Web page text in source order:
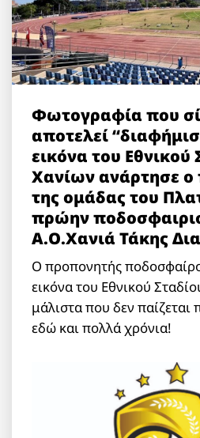
Φωτογραφία που
αποτελεί
εικόνα του Εθνικού
Χανίων ανάρτησε
της ομάδας του
πρώην
Α.Ο.Χανιά Τάκης
Ο προπονητής
εικόνα του Εθνικού
μάλιστα που δεν παίζεται
εδώ και πολλά χρόνια!